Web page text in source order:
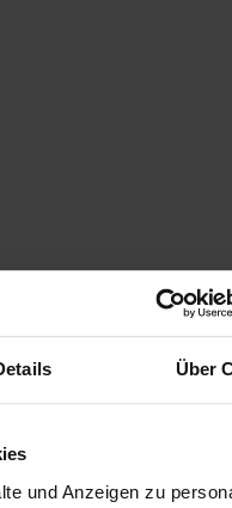
Über
und Anzeigen zu